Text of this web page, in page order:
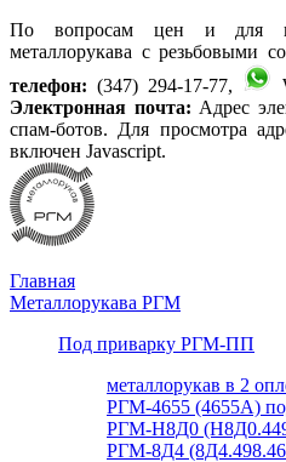
По вопросам цен и для
металлорукава с резьбовыми
телефон: (347) 294-17-77,
Электронная почта: Адрес
спам-ботов. Для просмотра
включен Javascript.
Главная
Металлорукава РГМ
Под приварку РГМ-ПП
металлорукав в 2
РГМ-4655 (4655А)
РГМ-Н8Д0
РГМ-8Д4